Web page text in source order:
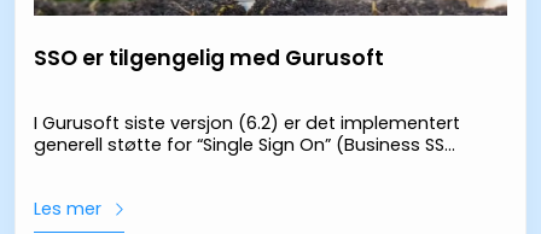
SSO er tilgengelig med Gurusoft
I Gurusoft siste versjon (6.2) er det implementert
generell støtte for “Single Sign On” (Business SSO)
Les mer